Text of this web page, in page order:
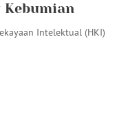
Intelektual (HKI)